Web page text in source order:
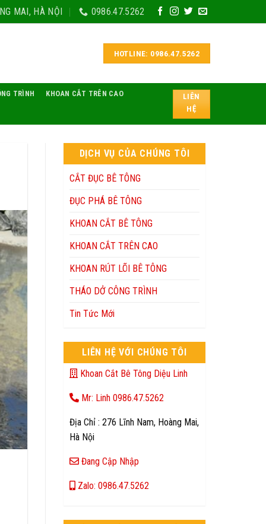
MAI, HÀ NỘI 0986.47.5262
HOTLINE: 0986.47.5262
TRÌNH KHOAN CẮT TRÊN CAO
LIÊN
HỆ
DỊCH VỤ CỦA CHÚNG TÔI
CẮT ĐỤC BÊ TÔNG
ĐỤC PHÁ BÊ TÔNG
KHOAN CẮT BÊ TÔNG
KHOAN CẮT TRÊN CAO
KHOAN RÚT LÕI BÊ TÔNG
THÁO DỞ CÔNG TRÌNH
Tin Tức Mới
LIÊN HỆ VỚI CHÚNG TÔI
Khoan Cắt Bê Tông Diệu Linh
Mr: Linh 0986.47.5262
Địa Chỉ : 276 Lĩnh Nam, Hoàng Mai,
Hà Nội
Đang Cập Nhập
Zalo: 0986.47.5262